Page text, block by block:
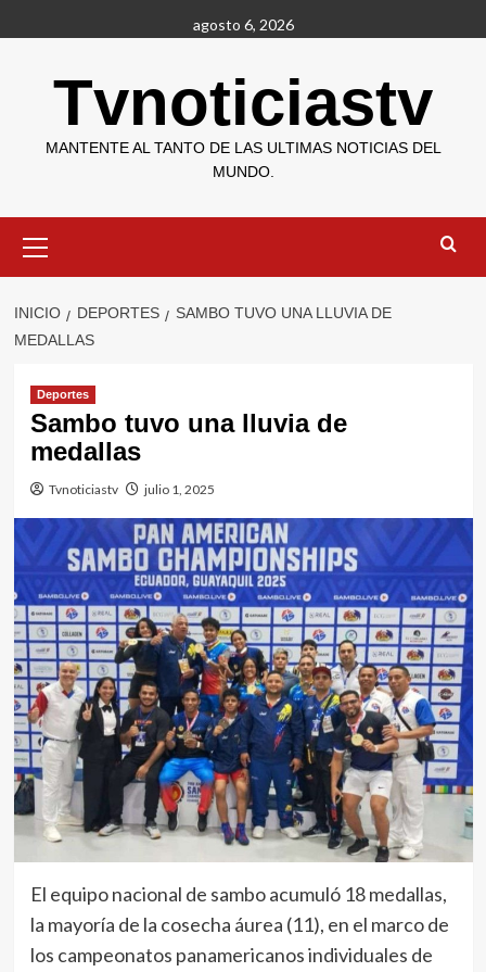
al
agosto 6, 2026
Tvnoticiastv
MANTENTE AL TANTO DE LAS ULTIMAS NOTICIAS DEL
MUNDO.
primario
INICIO DEPORTES
SAMBO TUVO UNA LLUVIA DE
MEDALLAS
Deportes
Sambo tuvo una lluvia de
medallas
Tvnoticiastv julio 1, 2025
El equipo nacional de sambo acumuló 18 medallas,
la mayoría de la cosecha áurea (11), en el marco de
los campeonatos panamericanos individuales de